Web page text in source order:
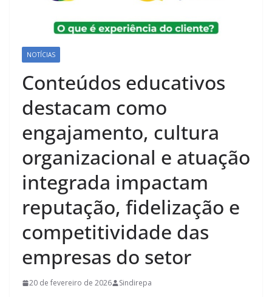
NOTÍCIAS
Conteúdos educativos
destacam como
engajamento, cultura
organizacional e atuação
integrada impactam
reputação, fidelização e
competitividade das
empresas do setor
20 de fevereiro de 2026 Sindirepa